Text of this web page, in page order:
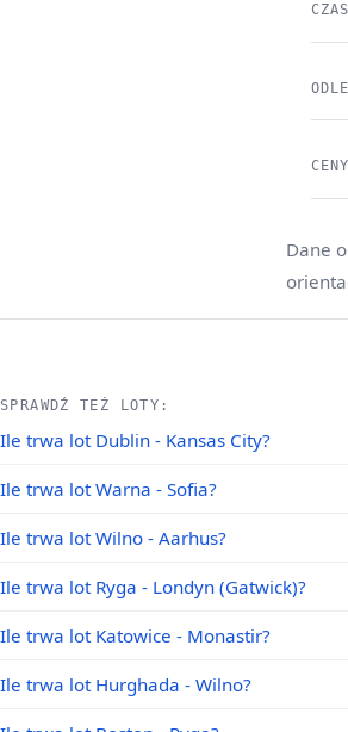
Dane
SPRAWDŹ TEŻ LOTY:
Ile trwa lot Dublin - Kansas City?
Ile trwa lot Warna - Sofia?
Ile trwa lot Wilno - Aarhus?
Ile trwa lot Ryga - Londyn (Gatwick)?
Ile trwa lot Katowice - Monastir?
Ile trwa lot Hurghada - Wilno?